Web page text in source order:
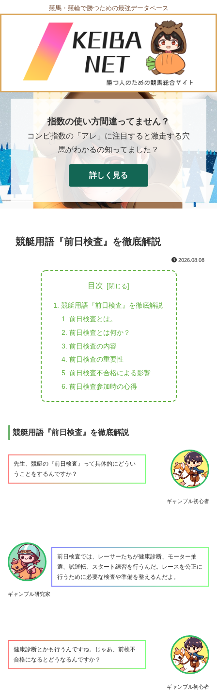
競馬・競輪で勝つための最強データベース
指数の使い方間違ってません？
コンピ指数の「アレ」に注目すると激走する穴
馬がわかるの知ってました？
詳しく見る
競艇用語『前日検査』を徹底解説
2026.08.08
目次
競艇用語『前日検査』を徹底解説
前日検査とは。
前日検査とは何か？
前日検査の内容
前日検査の重要性
前日検査不合格による影響
前日検査参加時の心得
競艇用語『前日検査』を徹底解説
ギャンブル初心者
先生、競艇の『前日検査』って具体的にどうい
うことをするんですか？
ギャンブル研究家
前日検査では、レーサーたちが健康診断、モーター抽
選、試運転、スタート練習を行うんだ。レースを公正に
行うために必要な検査や準備を整えるんだよ。
ギャンブル初心者
健康診断とかも行うんですね。じゃあ、前検不
合格になるとどうなるんですか？